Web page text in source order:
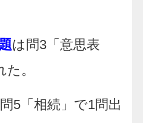
は問3「意思表
。
5「相続」で1問出